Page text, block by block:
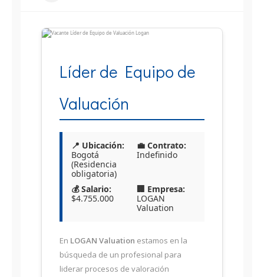
Líder de Equipo de
Valuación
📍 Ubicación:
Bogotá
(Residencia
obligatoria)
💼 Contrato:
Indefinido
💰 Salario:
$4.755.000
🏢 Empresa:
LOGAN
Valuation
En LOGAN Valuation estamos en la
búsqueda de un profesional para
liderar procesos de valoración